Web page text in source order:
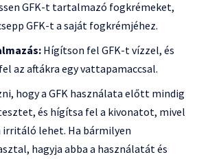
GFK-t tartalmazó fogkrémeket,
GFK-t a saját fogkrémjéhez.
Hígítson fel GFK-t vízzel, és
az aftákra egy vattapamaccsal.
hogy a GFK használata előtt mindig
és hígítsa fel a kivonatot, mivel
lehet. Ha bármilyen
hagyja abba a használatát és